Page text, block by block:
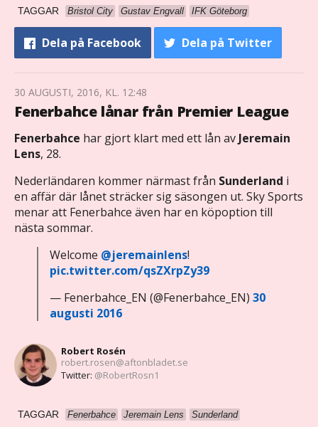
TAGGAR Bristol City Gustav Engvall IFK Göteborg
Dela på Facebook Dela på Twitter
30 AUGUSTI, 2016, KL. 12:48
Fenerbahce lånar från Premier League
Fenerbahce har gjort klart med ett lån av Jeremain
Lens, 28.
Nederländaren kommer närmast från Sunderland i
en affär där lånet sträcker sig säsongen ut. Sky Sports
menar att Fenerbahce även har en köpoption till
nästa sommar.
Welcome @jeremainlens!
pic.twitter.com/qsZXrpZy39
— Fenerbahce_EN (@Fenerbahce_EN) 30
augusti 2016
Robert Rosén
robert.rosen@aftonbladet.se
Twitter: @RobertRosn1
TAGGAR Fenerbahce Jeremain Lens Sunderland